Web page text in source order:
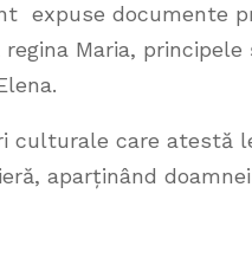
expuse documente
regina Maria,
culturale care atestă
aparținând